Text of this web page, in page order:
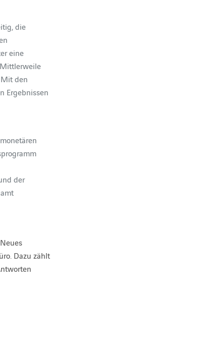
die
eine
den
Ergebnissen
der
Dazu zählt